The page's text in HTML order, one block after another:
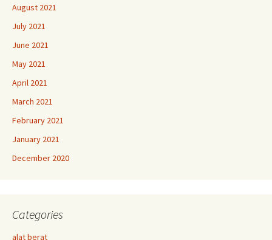
August 2021
July 2021
June 2021
May 2021
April 2021
March 2021
February 2021
January 2021
December 2020
Categories
alat berat